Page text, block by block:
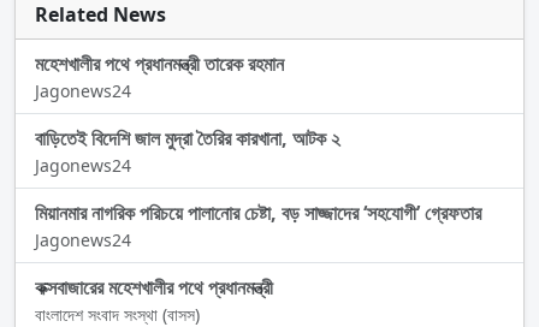
Related News
মহেশখালীর পথে প্রধানমন্ত্রী তারেক রহমান
Jagonews24
বাড়িতেই বিদেশি জাল মুদ্রা তৈরির কারখানা, আটক ২
Jagonews24
মিয়ানমার নাগরিক পরিচয়ে পালানোর চেষ্টা, বড় সাজ্জাদের ‘সহযোগী’ গ্রেফতার
Jagonews24
কক্সবাজারের মহেশখালীর পথে প্রধানমন্ত্রী
বাংলাদেশ সংবাদ সংস্থা (বাসস)